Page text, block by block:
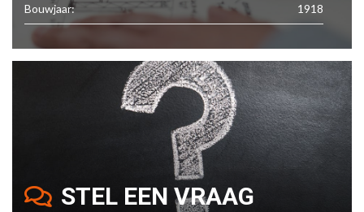
Bouwjaar: 1918
STEL EEN VRAAG